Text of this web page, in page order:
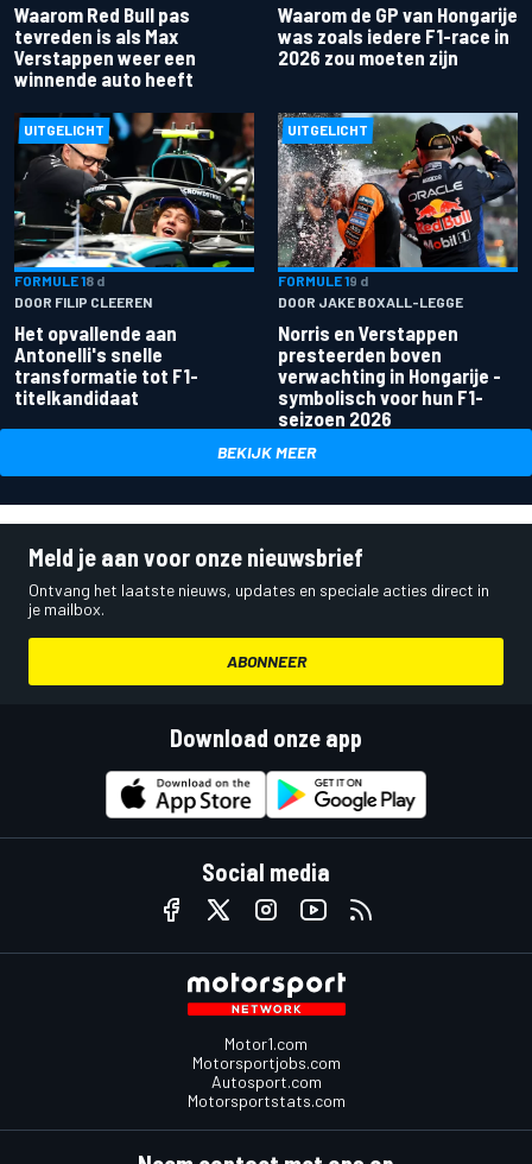
Waarom Red Bull pas
tevreden is als Max
Verstappen weer een
winnende auto heeft
Waarom de GP van Hongarije
was zoals iedere F1-race in
2026 zou moeten zijn
UITGELICHT
FORMULE 18 d
DOOR FILIP CLEEREN
Het opvallende aan
Antonelli's snelle
transformatie tot F1-
titelkandidaat
UITGELICHT
FORMULE 19 d
DOOR JAKE BOXALL-LEGGE
Norris en Verstappen
presteerden boven
verwachting in Hongarije -
symbolisch voor hun F1-
seizoen 2026
BEKIJK MEER
Meld je aan voor onze nieuwsbrief
Ontvang het laatste nieuws, updates en speciale acties direct in
je mailbox.
ABONNEER
Download onze app
Social media
Motor1.com
Motorsportjobs.com
Autosport.com
Motorsportstats.com